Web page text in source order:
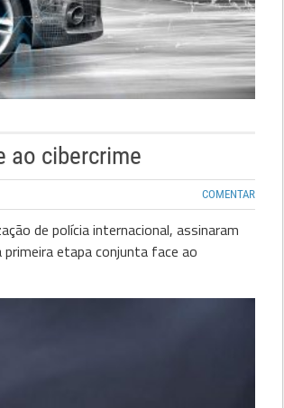
ao cibercrime
COMENTAR
de polícia internacional, assinaram
etapa conjunta face ao